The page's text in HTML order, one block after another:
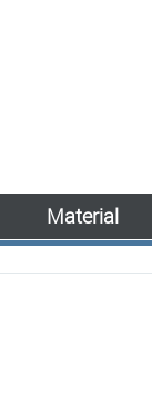
Material